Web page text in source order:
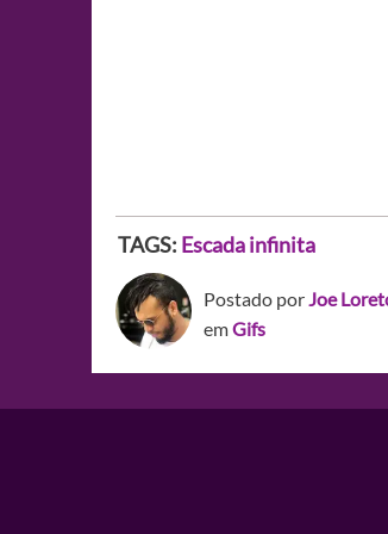
TAGS: Escada infinita
Postado porJoe
emGifs